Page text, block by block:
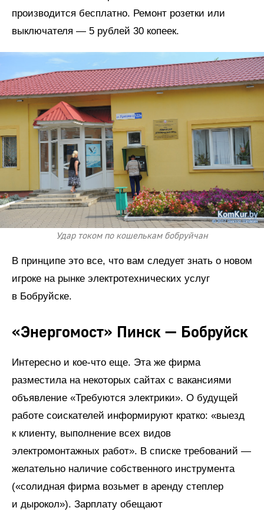
производится бесплатно. Ремонт розетки или
выключателя — 5 рублей 30 копеек.
Удар током по кошелькам бобруйчан
В принципе это все, что вам следует знать о новом
игроке на рынке электротехнических услуг
в Бобруйске.
«Энергомост» Пинск — Бобруйск
Интересно и кое-что еще. Эта же фирма
разместила на некоторых сайтах с вакансиями
объявление «Требуются электрики». О будущей
работе соискателей информируют кратко: «выезд
к клиенту, выполнение всех видов
электромонтажных работ». В списке требований —
желательно наличие собственного инструмента
(«солидная фирма возьмет в аренду степлер
и дырокол»). Зарплату обещают